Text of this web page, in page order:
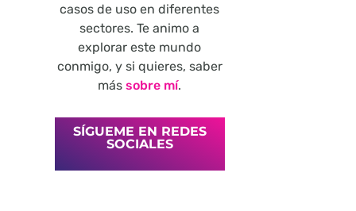
casos de uso en diferentes
sectores. Te animo a
explorar este mundo
conmigo, y si quieres, saber
mássobre mí.
SÍGUEME EN REDES
SOCIALES